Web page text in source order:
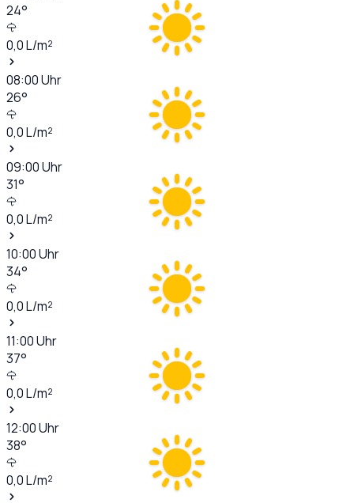
24°
0,0L/m²
08:00Uhr
26°
0,0L/m²
09:00Uhr
31°
0,0L/m²
10:00Uhr
34°
0,0L/m²
11:00Uhr
37°
0,0L/m²
12:00Uhr
38°
0,0L/m²